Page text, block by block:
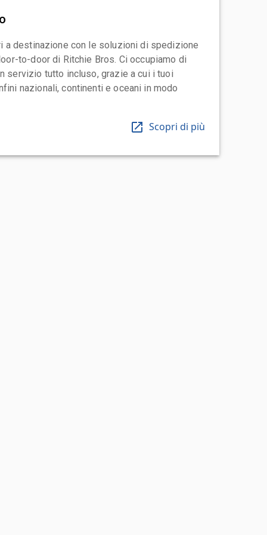
a destinazione con le soluzioni di spedizione
to-door di Ritchie Bros. Ci occupiamo di
servizio tutto incluso, grazie a cui i tuoi
nazionali, continenti e oceani in modo
Scopri di più